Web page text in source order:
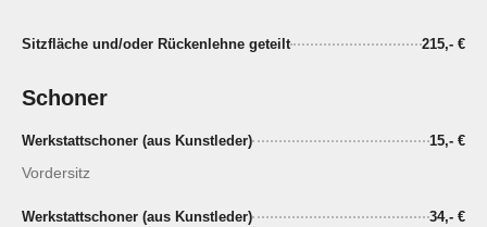
Sitzfläche und/oder Rückenlehne geteilt 215,- €
Schoner
Werkstattschoner (aus Kunstleder) 15,- €
Vordersitz
Werkstattschoner (aus Kunstleder) 34,- €